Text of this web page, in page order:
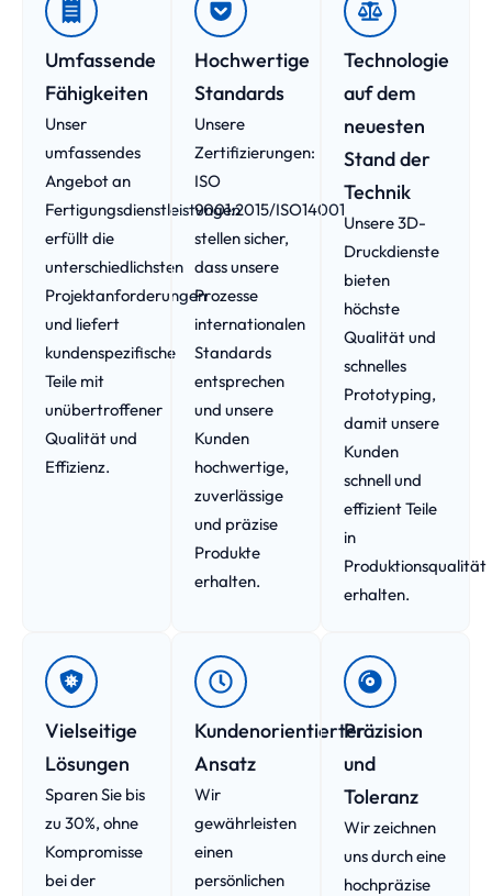
Umfassende
Fähigkeiten
Unser
umfassendes
Angebot an
Fertigungsdienstleistungen
erfüllt die
unterschiedlichsten
Projektanforderungen
und liefert
kundenspezifische
Teile mit
unübertroffener
Qualität und
Effizienz.
Hochwertige
Standards
Unsere
Zertifizierungen:
ISO
9001:2015/ISO14001
stellen sicher,
dass unsere
Prozesse
internationalen
Standards
entsprechen
und unsere
Kunden
hochwertige,
zuverlässige
und präzise
Produkte
erhalten.
Technologie
auf dem
neuesten
Stand der
Technik
Unsere 3D-
Druckdienste
bieten
höchste
Qualität und
schnelles
Prototyping,
damit unsere
Kunden
schnell und
effizient Teile
in
Produktionsqualität
erhalten.
Vielseitige
Lösungen
Sparen Sie bis
zu 30%, ohne
Kompromisse
bei der
Kundenorientierter
Ansatz
Wir
gewährleisten
einen
persönlichen
Präzision
und
Toleranz
Wir zeichnen
uns durch eine
hochpräzise